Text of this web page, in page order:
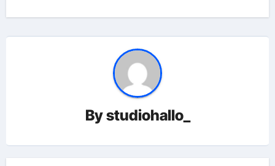
Bystudiohallo_